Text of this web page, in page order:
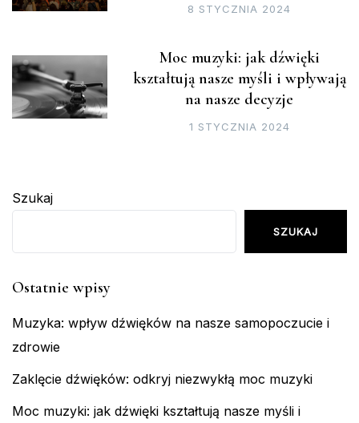
8 STYCZNIA 2024
Moc muzyki: jak dźwięki
kształtują nasze myśli i wpływają
na nasze decyzje
1 STYCZNIA 2024
Szukaj
SZUKAJ
Ostatnie wpisy
Muzyka: wpływ dźwięków na nasze samopoczucie i
zdrowie
Zaklęcie dźwięków: odkryj niezwykłą moc muzyki
Moc muzyki: jak dźwięki kształtują nasze myśli i